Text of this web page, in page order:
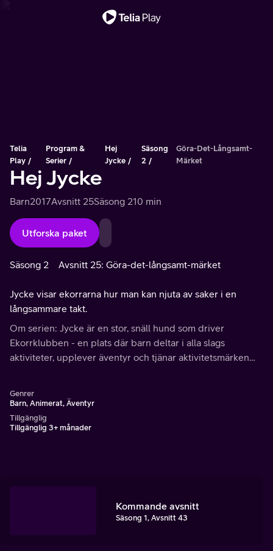
Telia
Play
Program &
Serier
Hej
Jycke
Säsong
2
Göra-Det-Långsamt-
Märket
Hej Jycke
Barn2017Avsnitt 25Säsong 210 min
Utforska paket
Säsong 2 Avsnitt 25: Göra-det-långsamt-märket
Jycke visar ekorrarna hur man kan njuta av saker i en
långsammare takt.
Om serien: Jycke är en stor, snäll hund som driver
Ekorrklubben - en plats där barn deltar i alla slags
aktiviteter, upplever äventyr och tjänar aktivitetsmärken
Genrer
Barn, Animerat, Äventyr
Tillgänglig
Tillgänglig 3+ månader
Kommande avsnitt
Säsong 1, Avsnitt 43